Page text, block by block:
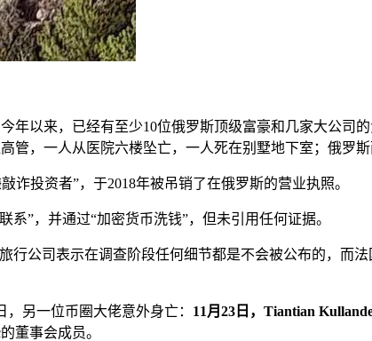
今年以来，已经有至少10位俄罗斯顶级富豪和几家大公司
管，一人从医院六楼坠亡，一人死在别墅地下室；俄罗
投资者”，于2018年被吊销了在俄罗斯的营业执照。
”，并通过“加密货币洗钱”，但未引用任何证据。
行公司表示在调查阶段任何细节都是不会被公布的，而
另一位币圈大佬意外身亡： 11月23日，Tiantian
董事会成员。